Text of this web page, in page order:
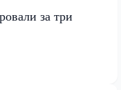
за три